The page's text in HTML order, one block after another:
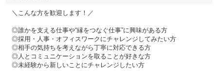
＼こんな方を歓迎します！／
◎誰かを支える仕事や“縁をつなぐ仕事”に興味がある方
◎採用・人事・オフィスワークにチャレンジしてみたい方
◎相手の気持ちを考えながら丁寧に対応できる方
◎人とコミュニケーションを取ることが好きな方
◎未経験から新しいことにチャレンジしたい方